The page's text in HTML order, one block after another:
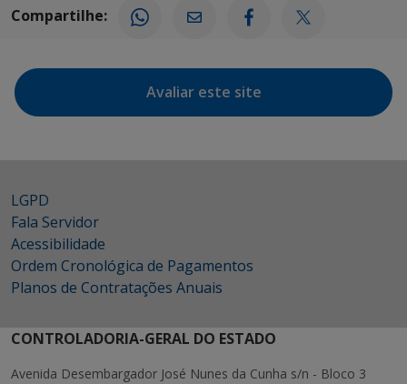
Compartilhe:
Avaliar este site
LGPD
Fala Servidor
Acessibilidade
Ordem Cronológica de Pagamentos
Planos de Contratações Anuais
CONTROLADORIA-GERAL DO ESTADO
Avenida Desembargador José Nunes da Cunha s/n - Bloco 3